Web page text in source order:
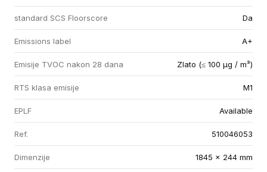
standard SCS Floorscore Da
Emissions label A+
Emisije TVOC nakon 28 dana Zlato (≤ 100 µg / m³)
RTS klasa emisije M1
EPLF Available
Ref. 510046053
Dimenzije 1845 x 244 mm